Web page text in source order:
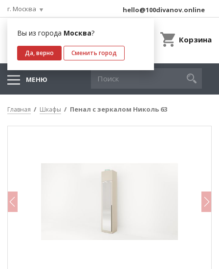
г. Москва
Вы из города Москва?
Да, верно Сменить город
hello@100divanov.online
Корзина
МЕНЮ
Главная Шкафы Пенал с зеркалом Николь 63